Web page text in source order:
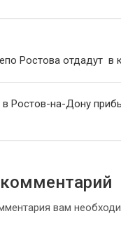
Ростова отдадут в
Ростов-на-Дону
вам